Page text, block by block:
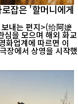
잡은 '할머니에게
내는 편지>(给阿嬷
을 모으며 해외 화교
장에서 상영을 시작했